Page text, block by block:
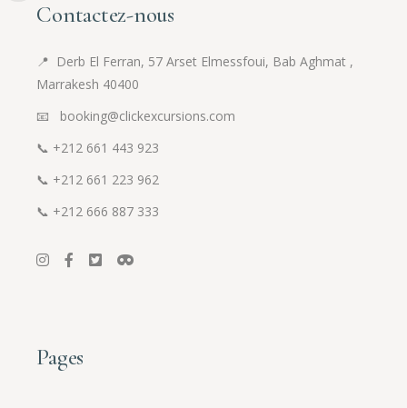
Contactez-nous
📍 Derb El Ferran, 57 Arset Elmessfoui, Bab Aghmat ,
Marrakesh 40400
📧 booking@clickexcursions.com
📞 +212 661 443 923
📞 +212 661 223 962
📞 +212 666 887 333
Pages